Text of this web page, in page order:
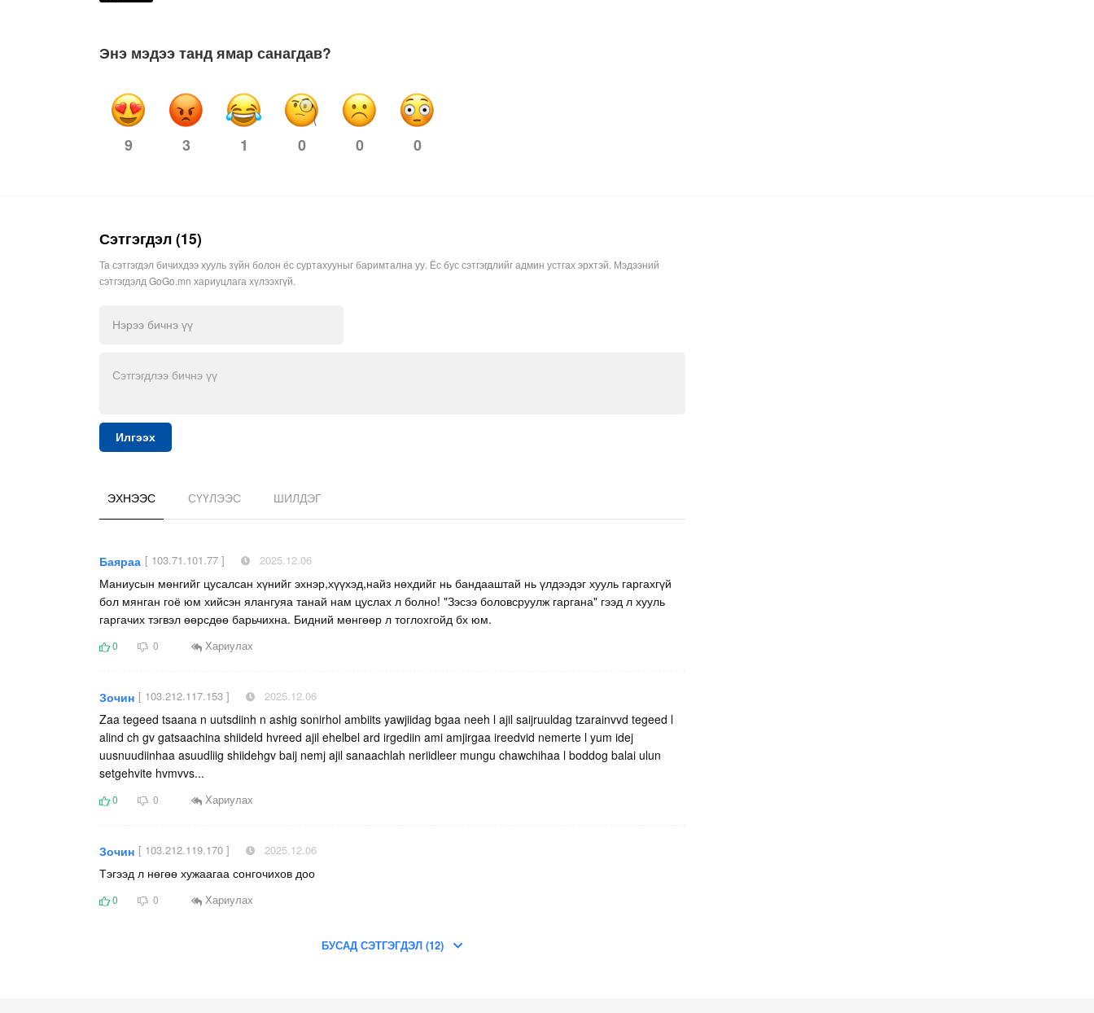
Энэ мэдээ танд ямар санагдав?
9 3 1 0 0 0
Сэтгэгдэл (15)
Та сэтгэгдэл бичихдээ хууль зүйн болон ёс суртахууныг баримтална уу. Ёс бус сэтгэгдлийг админ устгах эрхтэй. Мэдээний
сэтгэгдэлд GoGo.mn хариуцлага хүлээхгүй.
Илгээх
ЭХНЭЭС СҮҮЛЭЭС ШИЛДЭГ
Баяраа [ 103.71.101.77 ] 2025.12.06
Маниусын мөнгийг цусалсан хүнийг эхнэр,хүүхэд,найз нөхдийг нь бандааштай нь үлдээдэг хууль гаргахгүй
бол мянган гоё юм хийсэн ялангуяа танай нам цуслах л болно! "Зэсээ боловсруулж гаргана" гээд л хууль
гаргачих тэгвэл өөрсдөө барьчихна. Бидний мөнгөөр л тоглохгойд бх юм.
0 0 Хариулах
Зочин [ 103.212.117.153 ] 2025.12.06
Zaa tegeed tsaana n uutsdiinh n ashig sonirhol ambiits yawjiidag bgaa neeh l ajil saijruuldag tzarainvvd tegeed l
alind ch gv gatsaachina shiideld hvreed ajil ehelbel ard irgediin ami amjirgaa ireedvid nemerte l yum idej
uusnuudiinhaa asuudliig shiidehgv baij nemj ajil sanaachlah neriidleer mungu chawchihaa l boddog balai ulun
setgehvite hvmvvs...
0 0 Хариулах
Зочин [ 103.212.119.170 ] 2025.12.06
Тэгээд л нөгөө хужаагаа сонгочихов доо
0 0 Хариулах
БУСАД СЭТГЭГДЭЛ (12)